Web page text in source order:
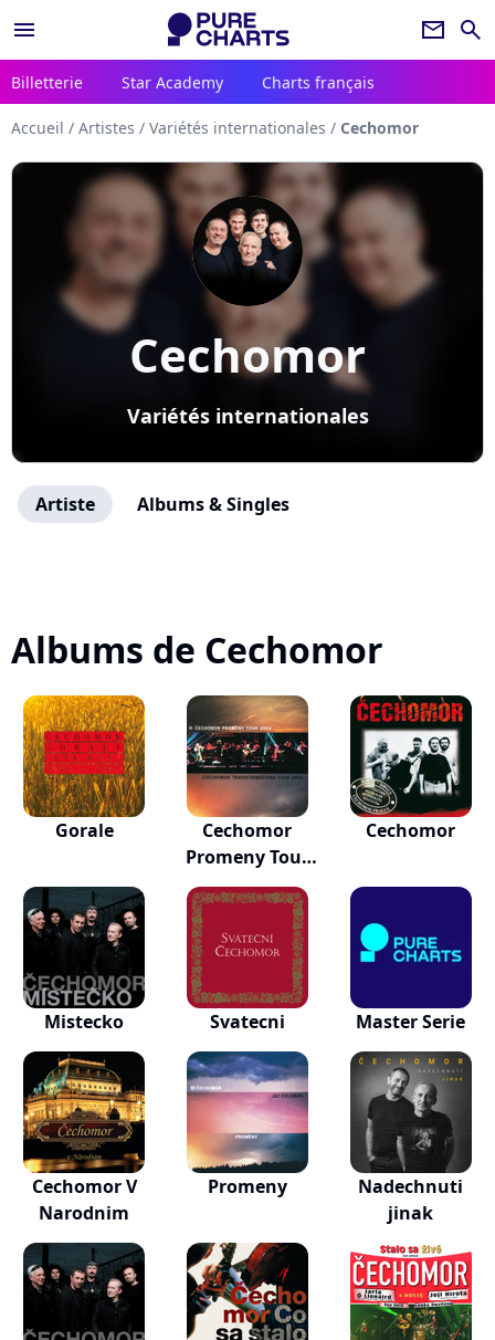
menu newsletter search
Billetterie Star Academy Charts français
Accueil / Artistes / Variétés internationales / Cechomor
Cechomor
Variétés internationales
Artiste Albums & Singles
Albums de Cechomor
Gorale
Cechomor
Promeny Tour
2003
Cechomor
Mistecko Svatecni Master Serie
Cechomor V
Narodnim
Promeny
Nadechnuti
jinak